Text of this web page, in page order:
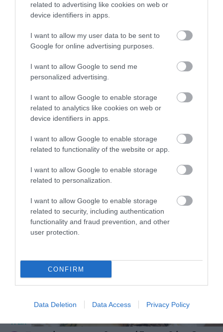
related to advertising like cookies on web or
device identifiers in apps.
I want to allow my user data to be sent to
Google for online advertising purposes.
I want to allow Google to send me
personalized advertising.
I want to allow Google to enable storage
related to analytics like cookies on web or
device identifiers in apps.
I want to allow Google to enable storage
related to functionality of the website or app.
I want to allow Google to enable storage
related to personalization.
I want to allow Google to enable storage
related to security, including authentication
functionality and fraud prevention, and other
user protection.
CONFIRM
Data Deletion Data Access Privacy Policy
Social Media και αυτοκτονίες ανηλίκων: Οι
γονείς στρέφονται μαζικά κατά Meta και
ΔΗΜΟΦΙΛΗ
Αυτό είναι το θαυματουργό έλαιο που
προστατεύει από το Αλτχάιμερ
ΥΓΕΙΑ